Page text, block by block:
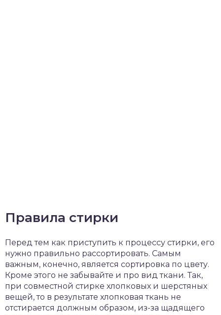
Правила стирки
Перед тем как приступить к процессу стирки, его
нужно правильно рассортировать. Самым
важным, конечно, является сортировка по цвету.
Кроме этого не забывайте и про вид ткани. Так,
при совместной стирке хлопковых и шерстяных
вещей, то в результате хлопковая ткань не
отстирается должным образом, из-за щадящего